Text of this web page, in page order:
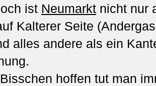
ist Neumarkt nicht nur
Kalterer Seite
alles andere als ein
hoffen tut man